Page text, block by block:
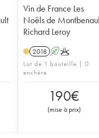
Vin de France Les
Noëls de
Richard Leroy
2018 AK
Lot de 1 bouteille | 0
enchère
190€
(mise à prix)